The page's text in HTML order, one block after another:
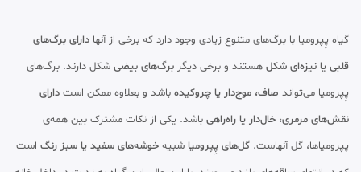
گیاه پِپرومیا با برگ‌های متنوع زیادی وجود دارد که برخی از آنها دارای برگ‌های
قلبی یا نیزه‌ای شکل هستند و برخی دیگر برگ‌های بیضی شکل دارند. برگ‌های
پِپرومیا می‌تواند صاف، موج‌دار یا چروکیده باشد و بعلاوه ممکن است دارای
نقش‌های مرمری، خال‌دار یا راه‌راهی باشد. یکی از نکات مشترک بین همه‌ی
پپرومیاها، گل آنهاست. گل‌های پِپرومیا شبیه خوشه‌های سفید یا سبز رنگ است